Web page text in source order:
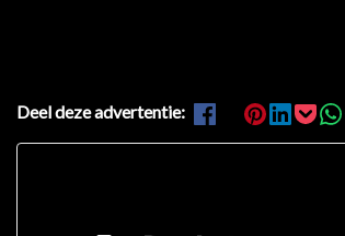
Deel deze advertentie: